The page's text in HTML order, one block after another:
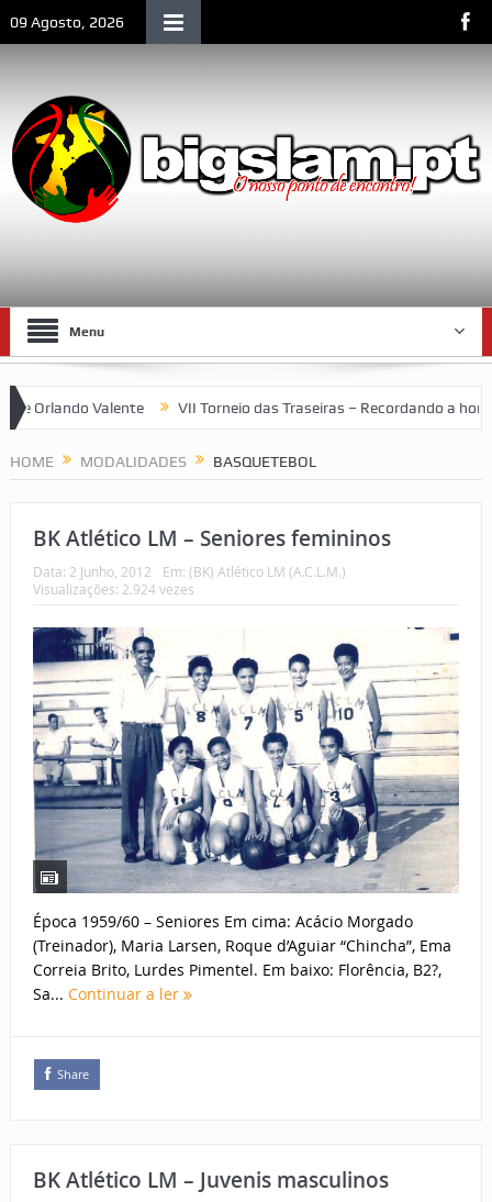
09 Agosto, 2026
Menu
Valente VII Torneio das Traseiras – Recordando a homenagem ao
HOME MODALIDADES BASQUETEBOL
BK Atlético LM – Seniores femininos
Data: 2 Junho, 2012 Em: (BK) Atlético LM (A.C.L.M.)
Visualizações: 2.924 vezes
Época 1959/60 – Seniores Em cima: Acácio Morgado
(Treinador), Maria Larsen, Roque d’Aguiar “Chincha”, Ema
Correia Brito, Lurdes Pimentel. Em baixo: Florência, B2?,
Sa... Continuar a ler
Share
BK Atlético LM – Juvenis masculinos